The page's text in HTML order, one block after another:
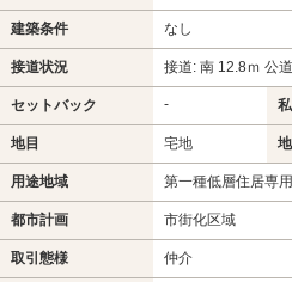
建築条件 なし
接道状況 接道: 南 12.8ｍ 公
セットバック -
地目 宅地
用途地域 第一種低層住居専
都市計画 市街化区域
取引態様 仲介